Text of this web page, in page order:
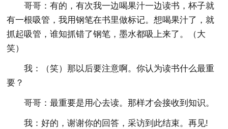
哥哥：有的，有次我一边喝果汁一边读书，杯子就
有一根吸管，我用钢笔在书里做标记。想喝果汁了，就
抓起吸管，谁知抓错了钢笔，墨水都吸上来了。（大
笑）
我：（笑）那以后要注意啊。你认为读书什么最重
要？
哥哥：最重要是用心去读。那样才会接收到知识。
我：好的，谢谢你的回答，采访到此结束。再见!